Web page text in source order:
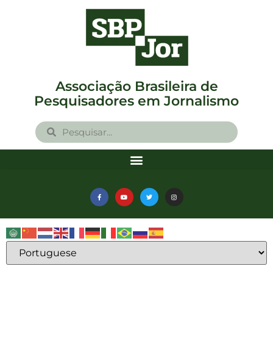
Associação Brasileira de
Pesquisadores em Jornalismo